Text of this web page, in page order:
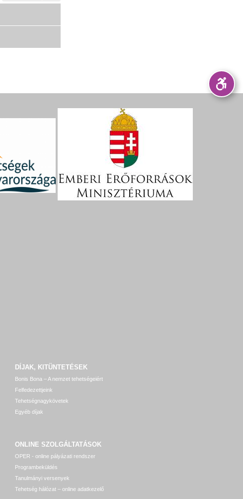
DÍJAK, KITÜNTETÉSEK
Bonis Bona – A nemzet tehetségeiért
Felfedezettjeink
Tehetségnagykövetek
Egyéb díjak
ONLINE SZOLGÁLTATÁSOK
OPER - online pályázati rendszer
Programbeküldés
Tanulmányi versenyek
Tehetség hálózat – online adatkezelő